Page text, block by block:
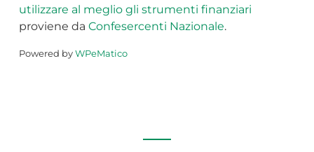
utilizzare al meglio gli strumenti finanziari
proviene da Confesercenti Nazionale.
Powered by WPeMatico